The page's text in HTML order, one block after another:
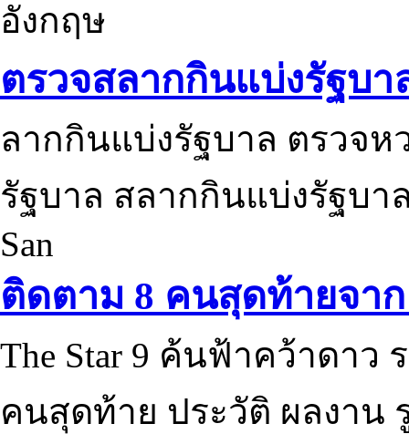
อังกฤษ
ตรวจสลากกินแบ่งรัฐบา
ลากกินแบ่งรัฐบาล ตรวจ
รัฐบาล สลากกินแบ่งรัฐบา
San
ติดตาม 8 คนสุดท้ายจาก
The Star 9 ค้นฟ้าคว้าดาว
คนสุดท้าย ประวัติ ผลงาน